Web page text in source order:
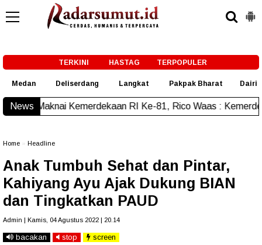
TERKINI HASTAG TERPOPULER
Medan Deliserdang Langkat Pakpak Bharat Dairi
News RI Ke-81, Rico Waas : Kemerdekaan Harus
Home Headline
Anak Tumbuh Sehat dan Pintar,
Kahiyang Ayu Ajak Dukung BIAN
dan Tingkatkan PAUD
Admin | Kamis, 04 Agustus 2022 | 20.14
bacakan stop screen